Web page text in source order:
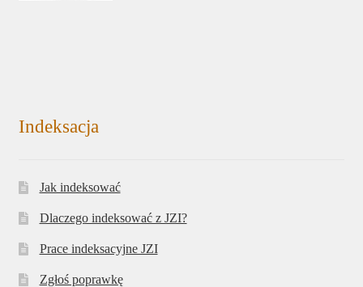
Indeksacja
Jak indeksować
Dlaczego indeksować z JZI?
Prace indeksacyjne JZI
Zgłoś poprawkę